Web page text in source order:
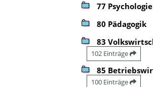
77 Psychologie
80 Pädagogik
83
102 Einträge
85
100 Einträge